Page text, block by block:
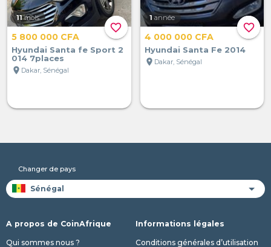
favorite_border
11 mois
5 800 000 CFA
Hyundai Santa fe Sport 2
014 7places
location_on Dakar, Sénégal
favorite_border
1 année
4 000 000 CFA
Hyundai Santa Fe 2014
location_on Dakar, Sénégal
Changer de pays
A propos de CoinAfrique
Qui sommes nous ?
Informations légales
Conditions générales d’utilisation